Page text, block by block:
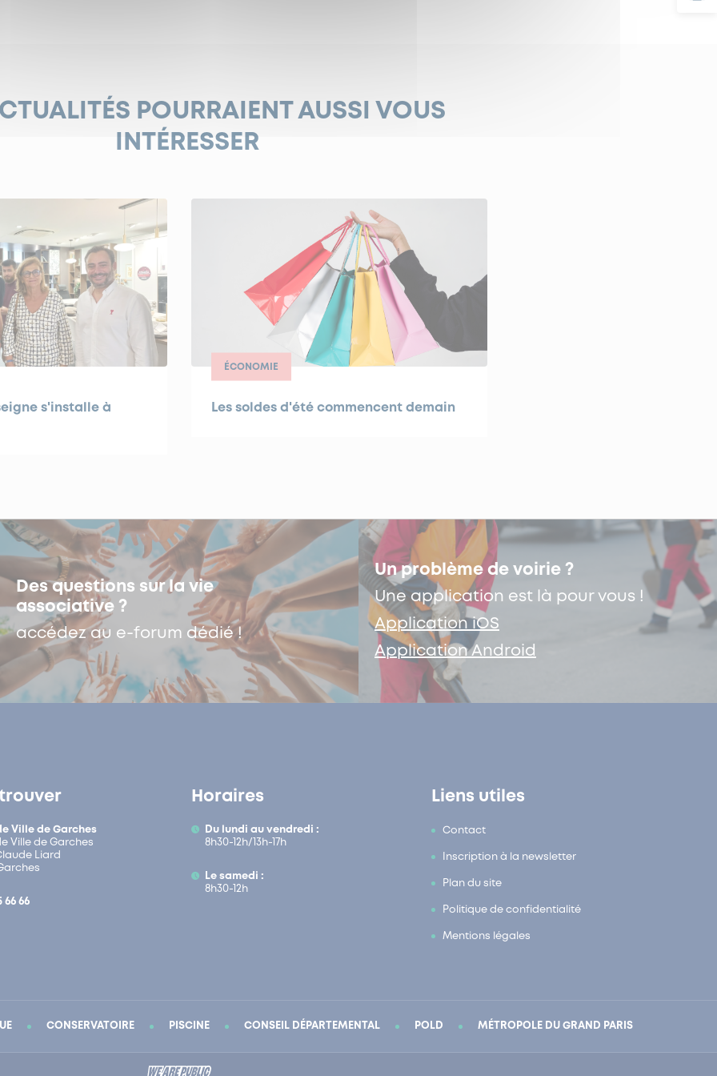
POURRAIENT AUSSI VOUS
INTÉRESSER
s'installe à
ÉCONOMIE
Les soldes d'été commencent demain
Des questions sur la vie
associative ?
accédez au e-forum dédié !
Un problème de voirie ?
Une application est là pour vous !
Application iOS
Application Android
Ville de Garches
Ville de Garches
Liard
66 66
Horaires
Du lundi au vendredi :
8h30-12h/13h-17h
Le samedi :
8h30-12h
Liens utiles
Contact
Inscription à la newsletter
Plan du site
Politique de confidentialité
Mentions légales
CONSERVATOIRE PISCINE CONSEIL DÉPARTEMENTAL POLD MÉTROPOLE DU GRAND PARIS